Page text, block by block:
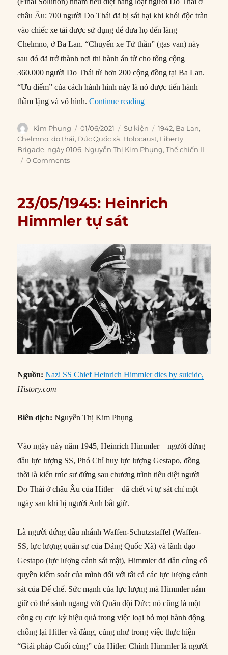
châu Âu: 700 người Do Thái đã bị sát hại khi khói độc tràn
vào chiếc xe tải được sử dụng để đưa họ đến làng
Chelmno, ở Ba Lan. “Chuyến xe Tử thần” (gas van) này
sau đó đã trở thành nơi thi hành án tử cho tổng cộng
360.000 người Do Thái từ hơn 200 cộng đồng tại Ba Lan.
“Ưu điểm” của cách hành hình này là nó được tiến hành
thầm lặng và vô hình.Continue reading“01/06/1942: Tin tức về
Author
Kim Phụng
Posted
on
01/06/2021 Categories
Sự kiện Tags
1942, Ba Lan,
Chelmno,do thái,Đức Quốc xã, Holocaust, Liberty
Brigade, ngày 0106, Nguyễn Thị Kim Phụng,Thế chiến II
0 Comments
23/05/1945: Heinrich
Himmler tự sát
Nguồn: Nazi SS Chief Heinrich Himmler dies by suicide,
History.com
Biên dịch: Nguyễn Thị Kim Phụng
Vào ngày này năm 1945, Heinrich Himmler – người đứng
đầu lực lượng SS, Phó Chỉ huy lực lượng Gestapo, đồng
thời là kiến trúc sư đứng sau chương trình tiêu diệt người
Do Thái ở châu Âu của Hitler – đã chết vì tự sát chỉ một
ngày sau khi bị người Anh bắt giữ.
Là người đứng đầu nhánh Waffen-Schutzstaffel (Waffen-
SS, lực lượng quân sự của Đảng Quốc Xã) và lãnh đạo
Gestapo (lực lượng cảnh sát mật), Himmler đã dần củng cố
quyền kiểm soát của mình đối với tất cả các lực lượng cảnh
sát của Đế chế. Sức mạnh của lực lượng mà Himmler nắm
giữ có thể sánh ngang với Quân đội Đức; nó cũng là một
công cụ cực kỳ hiệu quả trong việc loại bỏ mọi hành động
chống lại Hitler và đảng, cũng như trong việc thực hiện
“Giải pháp Cuối cùng” của Hitler. Chính Himmler là người